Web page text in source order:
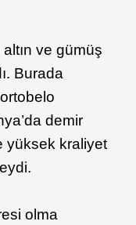
ve gümüş
Burada
demir
yüksek kraliyet
olma